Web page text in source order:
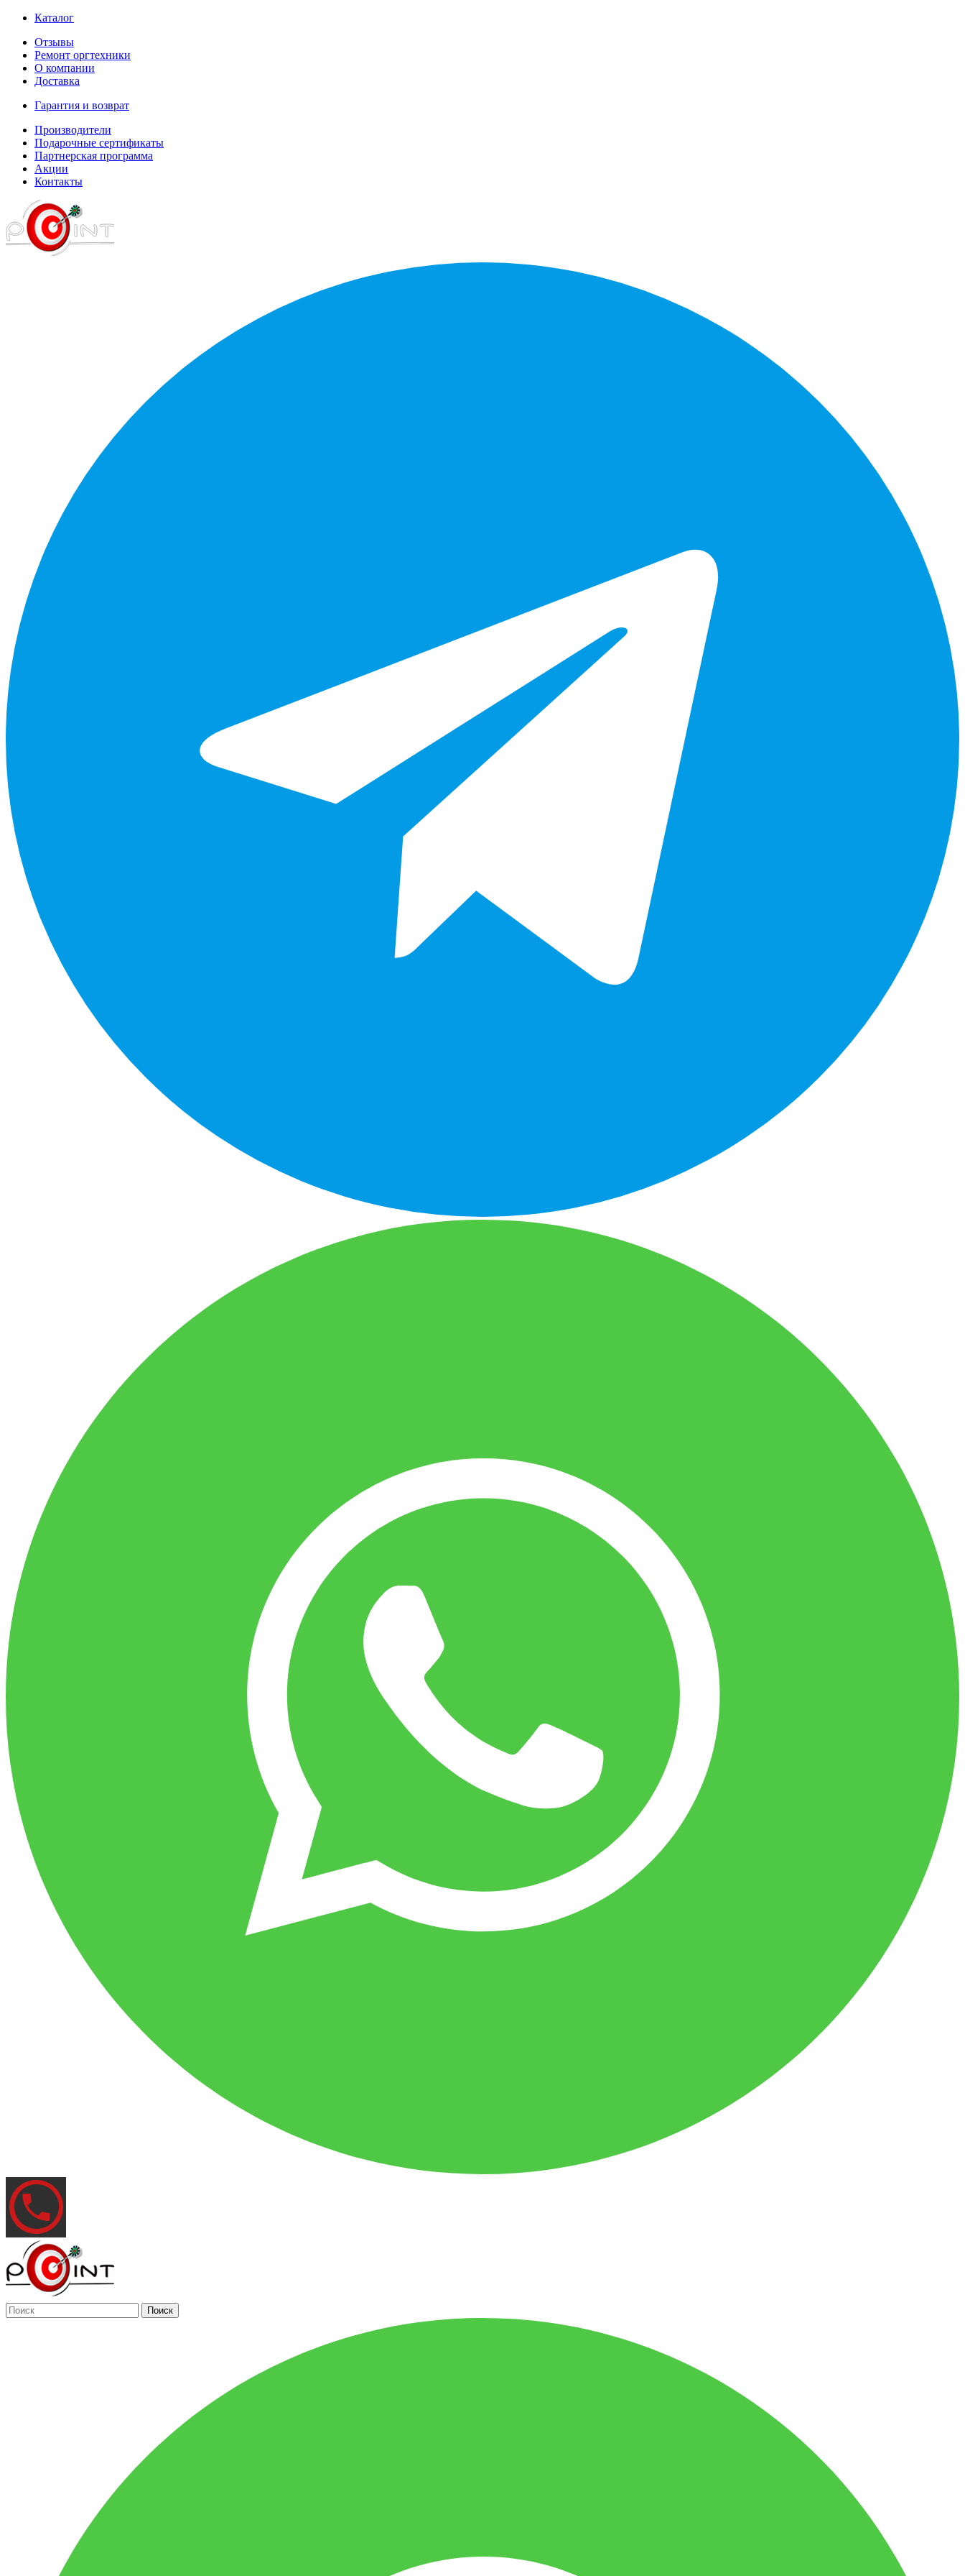
Каталог
Отзывы
Ремонт оргтехники
О компании
Доставка
Гарантия и возврат
Производители
Подарочные сертификаты
Партнерская программа
Акции
Контакты
Поиск